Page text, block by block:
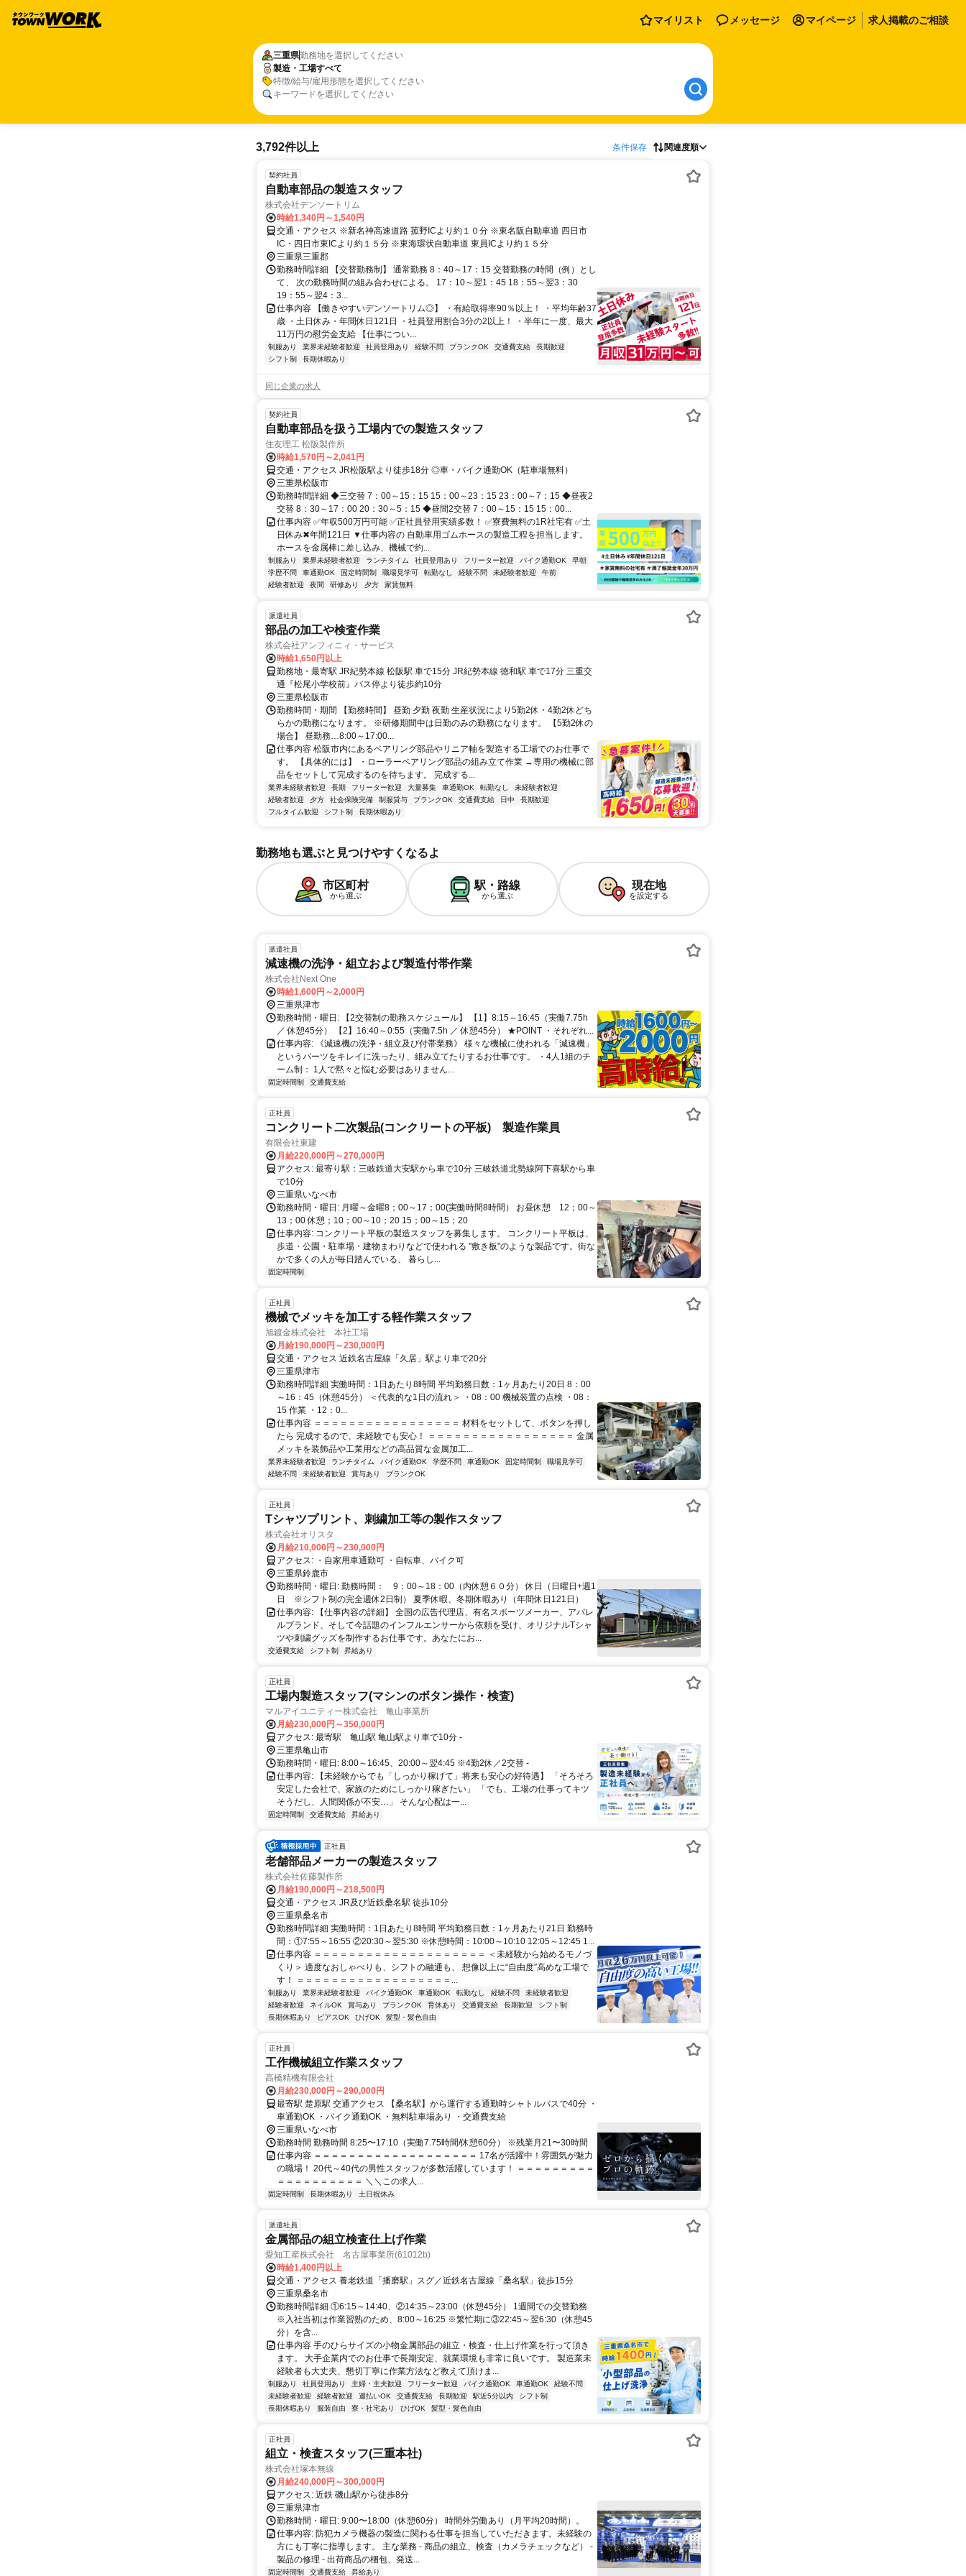
マイリスト メッセージ マイページ 求人掲載のご相談
三重県勤務地を選択してください
製造・工場すべて
特徴/給与/雇用形態を選択してください
キーワードを選択してください
3,792件以上 条件保存 関連度順
契約社員
自動車部品の製造スタッフ
株式会社デンソートリム
時給1,340円～1,540円
交通・アクセス ※新名神高速道路 菰野ICより約１０分 ※東名阪自動車道 四日市
IC・四日市東ICより約１５分 ※東海環状自動車道 東員ICより約１５分
三重県三重郡
勤務時間詳細 【交替勤務制】 通常勤務 8：40～17：15 交替勤務の時間（例）とし
て、 次の勤務時間の組み合わせによる。 17：10～翌1：45 18：55～翌3：30
19：55～翌4：3...
仕事内容 【働きやすいデンソートリム◎】 ・有給取得率90％以上！ ・平均年齢37
歳 ・土日休み・年間休日121日 ・社員登用割合3分の2以上！ ・半年に一度、最大
11万円の慰労金支給 【仕事につい...
制服あり 業界未経験者歓迎 社員登用あり 経験不問 ブランクOK 交通費支給
長期歓迎
シフト制
長期休暇あり
同じ企業の求人
契約社員
自動車部品を扱う工場内での製造スタッフ
住友理工 松阪製作所
時給1,570円～2,041円
交通・アクセス JR松阪駅より徒歩18分 ◎車・バイク通勤OK（駐車場無料）
三重県松阪市
勤務時間詳細 ◆三交替 7：00～15：15 15：00～23：15 23：00～7：15 ◆昼夜2
交替 8：30～17：00 20：30～5：15 ◆昼間2交替 7：00～15：15 15：00...
仕事内容 ✅年収500万円可能 ✅正社員登用実績多数！ ✅寮費無料の1R社宅有 ✅土
日休み✖年間121日 ▼仕事内容の 自動車用ゴムホースの製造工程を担当します。
ホースを金属棒に差し込み、機械で約...
制服あり 業界未経験者歓迎 ランチタイム 社員登用あり フリーター歓迎 バイク通勤OK
早朝
学歴不問
車通勤OK 固定時間制 職場見学可 転勤なし 経験不問 未経験者歓迎
午前
経験者歓迎
夜間 研修あり 夕方 家賃無料
派遣社員
部品の加工や検査作業
株式会社アンフィニィ・サービス
時給1,650円以上
勤務地・最寄駅 JR紀勢本線 松阪駅 車で15分 JR紀勢本線 徳和駅 車で17分 三重交
通『松尾小学校前』バス停より徒歩約10分
三重県松阪市
勤務時間・期間 【勤務時間】 昼勤 夕勤 夜勤 生産状況により5勤2休・4勤2休どち
らかの勤務になります。 ※研修期間中は日勤のみの勤務になります。 【5勤2休の
場合】 昼勤務…8:00～17:00...
仕事内容 松阪市内にあるベアリング部品やリニア軸を製造する工場でのお仕事で
す。 【具体的には】 ・ローラーベアリング部品の組み立て作業 →専用の機械に部
品をセットして完成するのを待ちます。 完成する...
業界未経験者歓迎 長期 フリーター歓迎 大量募集 車通勤OK 転勤なし
未経験者歓迎
経験者歓迎
夕方 社会保険完備 制服貸与 ブランクOK 交通費支給 日中
長期歓迎
フルタイム歓迎
シフト制 長期休暇あり
勤務地も選ぶと見つけやすくなるよ
市区町村
から選ぶ
駅・路線
から選ぶ
現在地
を設定する
派遣社員
減速機の洗浄・組立および製造付帯作業
株式会社Next One
時給1,600円～2,000円
三重県津市
勤務時間・曜日: 【2交替制の勤務スケジュール】 【1】8:15～16:45（実働7.75h
／ 休憩45分） 【2】16:40～0:55（実働7.5h ／ 休憩45分） ★POINT ・それぞれ...
仕事内容: 《減速機の洗浄・組立及び付帯業務》 様々な機械に使われる「減速機」
というパーツをキレイに洗ったり、組み立てたりするお仕事です。 ・4人1組のチ
ーム制： 1人で黙々と悩む必要はありません...
固定時間制 交通費支給
正社員
コンクリート二次製品(コンクリートの平板) 製造作業員
有限会社東建
月給220,000円～270,000円
アクセス: 最寄り駅：三岐鉄道大安駅から車で10分 三岐鉄道北勢線阿下喜駅から車
で10分
三重県いなべ市
勤務時間・曜日: 月曜～金曜8；00～17；00(実働時間8時間） お昼休憩 12；00～
13；00 休憩；10；00～10；20 15；00～15；20
仕事内容: コンクリート平板の製造スタッフを募集します。 コンクリート平板は、
歩道・公園・駐車場・建物まわりなどで使われる "敷き板"のような製品です。街な
かで多くの人が毎日踏んでいる、 暮らし...
固定時間制
正社員
機械でメッキを加工する軽作業スタッフ
旭鍍金株式会社 本社⼯場
月給190,000円～230,000円
交通・アクセス 近鉄名古屋線「久居」駅より車で20分
三重県津市
勤務時間詳細 実働時間：1日あたり8時間 平均勤務日数：1ヶ月あたり20日 8：00
～16：45（休憩45分） ＜代表的な1日の流れ＞ ・08：00 機械装置の点検 ・08：
15 作業 ・12：0...
仕事内容 ＝＝＝＝＝＝＝＝＝＝＝＝＝＝＝＝＝ 材料をセットして、ボタンを押し
たら 完成するので、未経験でも安心！ ＝＝＝＝＝＝＝＝＝＝＝＝＝＝＝＝＝ 金属
メッキを装飾品や工業用などの高品質な金属加工...
業界未経験者歓迎 ランチタイム バイク通勤OK 学歴不問 車通勤OK 固定時間制
職場見学可
経験不問
未経験者歓迎 賞与あり ブランクOK
正社員
Tシャツプリント、刺繍加工等の製作スタッフ
株式会社オリスタ
月給210,000円～230,000円
アクセス: ・自家用車通勤可 ・自転車、バイク可
三重県鈴鹿市
勤務時間・曜日: 勤務時間： 9：00～18：00（内休憩６０分） 休日（日曜日+週1
日 ※シフト制の完全週休2日制） 夏季休暇、冬期休暇あり（年間休日121日）
仕事内容: 【仕事内容の詳細】 全国の広告代理店、有名スポーツメーカー、アパレ
ルブランド、そして今話題のインフルエンサーから依頼を受け、オリジナルTシャ
ツや刺繍グッズを制作するお仕事です。あなたにお...
交通費支給 シフト制 昇給あり
正社員
工場内製造スタッフ(マシンのボタン操作・検査)
マルアイユニティー株式会社 亀山事業所
月給230,000円～350,000円
アクセス: 最寄駅 亀山駅 亀山駅より車で10分 -
三重県亀山市
勤務時間・曜日: 8:00～16:45、20:00～翌4:45 ※4勤2休／2交替 -
仕事内容: 【未経験からでも「しっかり稼げて」将来も安心の好待遇】 「そろそろ
安定した会社で、家族のためにしっかり稼ぎたい」 「でも、工場の仕事ってキツ
そうだし、人間関係が不安…」 そんな心配は一...
固定時間制 交通費支給 昇給あり
正社員
老舗部品メーカーの製造スタッフ
株式会社佐藤製作所
月給190,000円～218,500円
交通・アクセス JR及び近鉄桑名駅 徒歩10分
三重県桑名市
勤務時間詳細 実働時間：1日あたり8時間 平均勤務日数：1ヶ月あたり21日 勤務時
間：①7:55～16:55 ②20:30～翌5:30 ※休憩時間：10:00～10:10 12:05～12:45 1...
仕事内容 ＝＝＝＝＝＝＝＝＝＝＝＝＝＝＝＝＝＝＝＝ ＜未経験から始めるモノづ
くり＞ 適度なおしゃべりも、シフトの融通も、 想像以上に“自由度”高めな工場で
す！ ＝＝＝＝＝＝＝＝＝＝＝＝＝＝＝＝＝＝...
制服あり 業界未経験者歓迎 バイク通勤OK 車通勤OK 転勤なし 経験不問
未経験者歓迎
経験者歓迎
ネイルOK 賞与あり ブランクOK 育休あり 交通費支給 長期歓迎
シフト制
長期休暇あり
ピアスOK ひげOK 髪型・髪色自由
正社員
工作機械組立作業スタッフ
高橋精機有限会社
月給230,000円～290,000円
最寄駅 楚原駅 交通アクセス 【桑名駅】から運行する通勤時シャトルバスで40分 ・
車通勤OK ・バイク通勤OK ・無料駐車場あり ・交通費支給
三重県いなべ市
勤務時間 勤務時間 8:25〜17:10（実働7.75時間/休憩60分） ※残業月21〜30時間
仕事内容 ＝＝＝＝＝＝＝＝＝＝＝＝＝＝＝＝＝＝＝ 17名が活躍中！雰囲気が魅力
の職場！ 20代～40代の男性スタッフが多数活躍しています！ ＝＝＝＝＝＝＝＝＝
＝＝＝＝＝＝＝＝＝＝ ＼＼この求人...
固定時間制 長期休暇あり 土日祝休み
派遣社員
金属部品の組立検査仕上げ作業
愛知工産株式会社 名古屋事業所(61012b)
時給1,400円以上
交通・アクセス 養老鉄道「播磨駅」スグ／近鉄名古屋線「桑名駅」徒歩15分
三重県桑名市
勤務時間詳細 ①6:15～14:40、②14:35～23:00（休憩45分） 1週間での交替勤務
※入社当初は作業習熟のため、8:00～16:25 ※繁忙期に③22:45～翌6:30（休憩45
分）を含...
仕事内容 手のひらサイズの小物金属部品の組立・検査・仕上げ作業を行って頂き
ます。 大手企業内でのお仕事で長期安定、就業環境も非常に良いです。 製造業未
経験者も大丈夫、懇切丁寧に作業方法など教えて頂けま...
制服あり 社員登用あり 主婦・主夫歓迎 フリーター歓迎 バイク通勤OK 車通勤OK
経験不問
未経験者歓迎
経験者歓迎 週払いOK 交通費支給 長期歓迎 駅近5分以内
シフト制
長期休暇あり
服装自由 寮・社宅あり ひげOK 髪型・髪色自由
正社員
組立・検査スタッフ(三重本社)
株式会社塚本無線
月給240,000円～300,000円
アクセス: 近鉄 磯山駅から徒歩8分
三重県津市
勤務時間・曜日: 9:00〜18:00（休憩60分） 時間外労働あり（月平均20時間）。
仕事内容: 防犯カメラ機器の製造に関わる仕事を担当していただきます。未経験の
方にも丁寧に指導します。 主な業務 - 商品の組立、検査（カメラチェックなど） -
製品の修理 - 出荷商品の梱包、発送...
固定時間制 交通費支給 昇給あり